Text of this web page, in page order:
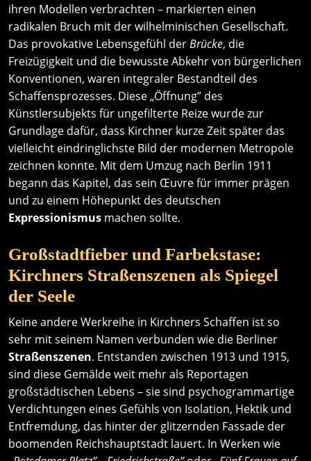
ihren Modellen verbrachten – markierten einen
radikalen Bruch mit der wilhelminischen Gesellschaft.
Das provokative Lebensgefühl derBrücke, die
Freizügigkeit und die bewusste Abkehr von bürgerlichen
Konventionen, waren integraler Bestandteil des
Schaffensprozesses. Diese „Öffnung” des
Künstlersubjekts für ungefilterte Reize wurde zur
Grundlage dafür, dass Kirchner kurze Zeit später das
vielleicht eindringlichste Bild der modernen Metropole
zeichnen konnte. Mit dem Umzug nach Berlin 1911
begann das Kapitel, das sein Œuvre für immer prägen
und zu einem Höhepunkt des deutschen
Expressionismus machen sollte.
Großstadtfieber und Farbekstase:
Kirchners Straßenszenen als Spiegel
der Seele
Keine andere Werkreihe in Kirchners Schaffen ist so
sehr mit seinem Namen verbunden wie die Berliner
Straßenszenen. Entstanden zwischen 1913 und 1915,
sind diese Gemälde weit mehr als Reportagen
großstädtischen Lebens – sie sind psychogrammartige
Verdichtungen eines Gefühls von Isolation, Hektik und
Entfremdung, das hinter der glitzernden Fassade der
boomenden Reichshauptstadt lauert. In Werken wie